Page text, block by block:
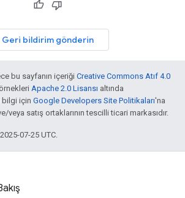
Geri bildirim gönderin
bu sayfanın içeriği Creative Commons Atıf 4.0
Apache 2.0 Lisansı altında
bilgi için Google Developers Site Politikaları'na
veya satış ortaklarının tescilli ticari markasıdır.
07-25 UTC.